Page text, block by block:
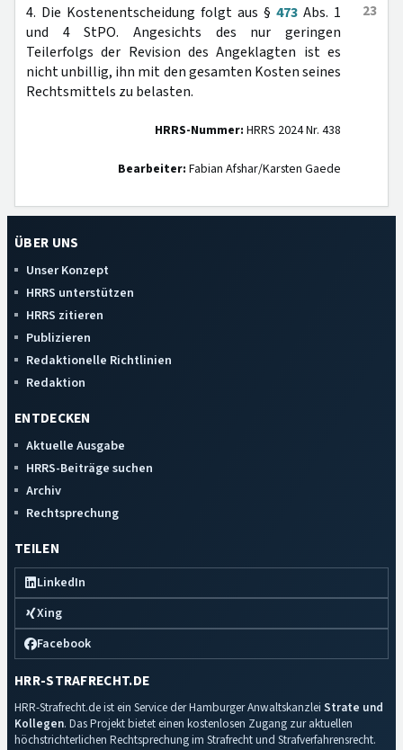
23
4. Die Kostenentscheidung folgt aus § 473 Abs. 1
und 4 StPO. Angesichts des nur geringen
Teilerfolgs der Revision des Angeklagten ist es
nicht unbillig, ihn mit den gesamten Kosten seines
Rechtsmittels zu belasten.
HRRS-Nummer: HRRS 2024 Nr. 438
Bearbeiter: Fabian Afshar/Karsten Gaede
ÜBER UNS
Unser Konzept
HRRS unterstützen
HRRS zitieren
Publizieren
Redaktionelle Richtlinien
Redaktion
ENTDECKEN
Aktuelle Ausgabe
HRRS-Beiträge suchen
Archiv
Rechtsprechung
TEILEN
LinkedIn
Xing
Facebook
HRR-STRAFRECHT.DE
HRR-Strafrecht.de ist ein Service der Hamburger Anwaltskanzlei Strate und
Kollegen. Das Projekt bietet einen kostenlosen Zugang zur aktuellen
höchstrichterlichen Rechtsprechung im Strafrecht und Strafverfahrensrecht.